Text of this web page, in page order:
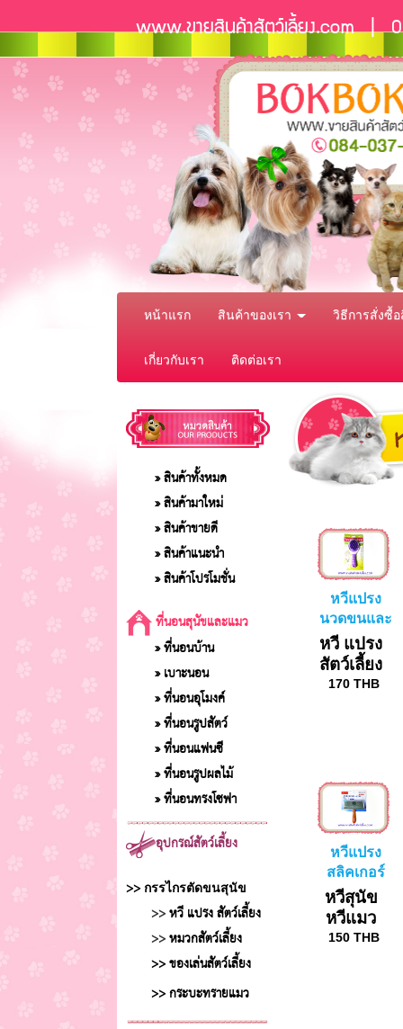
หน้าแรก สินค้าของเรา วิธีการสั่งซื้
เกี่ยวกับเรา ติดต่อเรา
www.ขายสินค้าสัตว์เลี้ยง.com |
» สินค้าทั้งหมด
» สินค้ามาใหม่
» สินค้าขายดี
» สินค้าแนะนำ
» สินค้าโปรโมชั่น
ที่นอนสุนัขและแมว
» ที่นอนบ้าน
» เบาะนอน
» ที่นอนอุโมงค์
» ที่นอนรูปสัตว์
» ที่นอนแฟนซี
» ที่นอนรูปผลไม้
» ที่นอนทรงโซฟา
อุปกรณ์สัตว์เลี้ยง
>>กรรไกรตัดขนสุนัข
>>หวี แปรง สัตว์เลี้ยง
>>หมวกสัตว์เลี้ยง
>> ของเล่นสัตว์เลี้ยง
>> กระบะทรายแมว
หวีแปรง
นวดขนและ
ตัวสุนัขเวลา
อาบน้ำ
หวี แปรง
สัตว์เลี้ยง
170 THB
หวีแปรง
สลิคเกอร์
เบอร์ S
หวีสุนัข
หวีแมว
แปรง
150 THB